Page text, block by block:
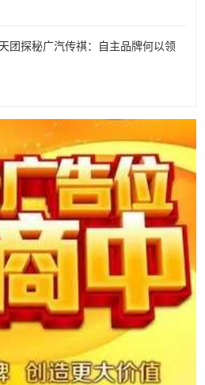
团探秘广汽传祺：自主品牌何以领